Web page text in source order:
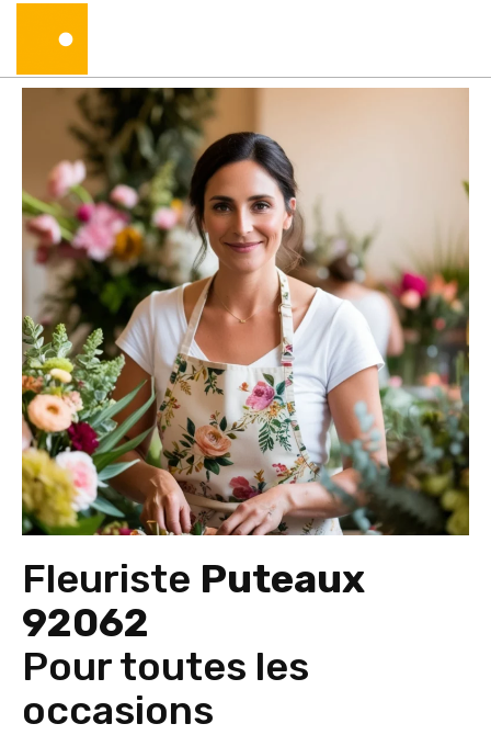
Fleuriste Puteaux
92062
Pour toutes les
occasions